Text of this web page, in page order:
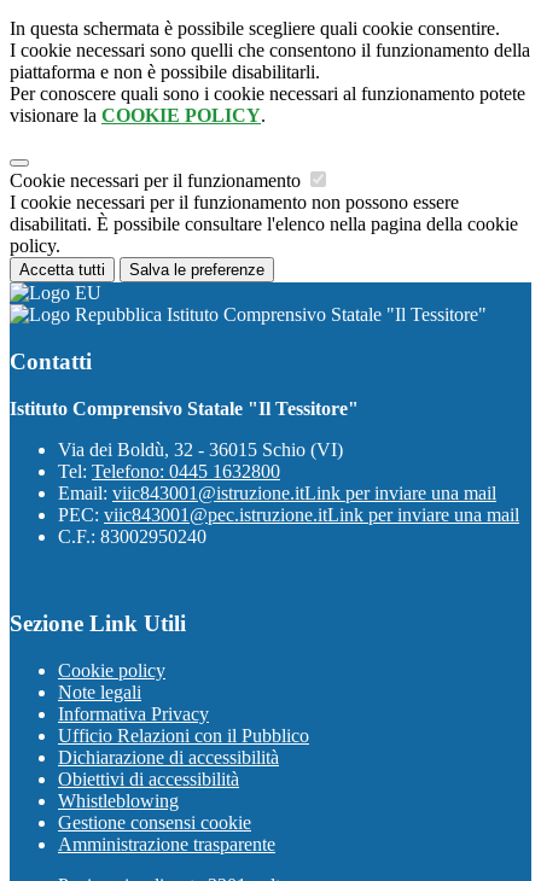
In questa schermata è possibile scegliere quali cookie consentire.
I cookie necessari sono quelli che consentono il funzionamento della
piattaforma e non è possibile disabilitarli.
Per conoscere quali sono i cookie necessari al funzionamento potete
visionare la COOKIE POLICY.
Cookie necessari per il funzionamento
I cookie necessari per il funzionamento non possono essere
disabilitati. È possibile consultare l'elenco nella pagina della cookie
policy.
Accetta tutti Salva le preferenze
Istituto Comprensivo Statale "Il Tessitore"
Contatti
Istituto Comprensivo Statale "Il Tessitore"
Via dei Boldù, 32 - 36015 Schio (VI)
Tel: Telefono: 0445 1632800
Email: viic843001@istruzione.itLink per inviare una mail
PEC: viic843001@pec.istruzione.itLink per inviare una mail
C.F.: 83002950240
Sezione Link Utili
Cookie policy
Note legali
Informativa Privacy
Ufficio Relazioni con il Pubblico
Dichiarazione di accessibilità
Obiettivi di accessibilità
Whistleblowing
Gestione consensi cookie
Amministrazione trasparente